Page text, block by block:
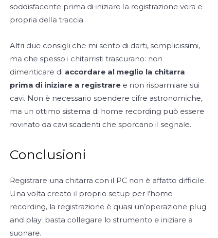
soddisfacente prima di iniziare la registrazione vera e
propria della traccia.
Altri due consigli che mi sento di darti, semplicissimi,
ma che spesso i chitarristi trascurano: non
dimenticare di accordare al meglio la chitarra
prima di iniziare a registrare e non risparmiare sui
cavi. Non è necessario spendere cifre astronomiche,
ma un ottimo sistema di home recording può essere
rovinato da cavi scadenti che sporcano il segnale.
Conclusioni
Registrare una chitarra con il PC non è affatto difficile.
Una volta creato il proprio setup per l’home
recording, la registrazione è quasi un’operazione plug
and play: basta collegare lo strumento e iniziare a
suonare.